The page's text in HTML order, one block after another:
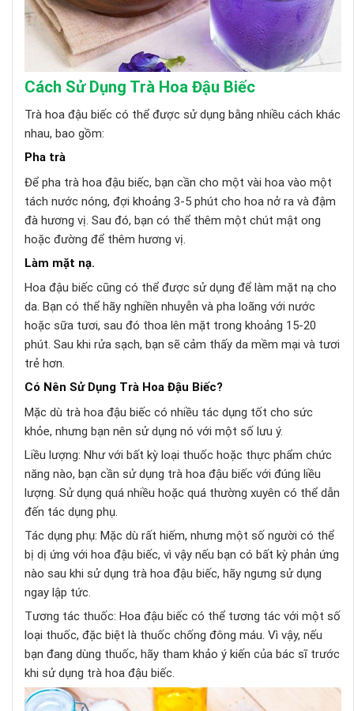
Cách Sử Dụng Trà Hoa Đậu Biếc
Trà hoa đậu biếc có thể được sử dụng bằng nhiều cách khác
nhau, bao gồm:
Pha trà
Để pha trà hoa đậu biếc, bạn cần cho một vài hoa vào một
tách nước nóng, đợi khoảng 3-5 phút cho hoa nở ra và đậm
đà hương vị. Sau đó, bạn có thể thêm một chút mật ong
hoặc đường để thêm hương vị.
Làm mặt nạ.
Hoa đậu biếc cũng có thể được sử dụng để làm mặt nạ cho
da. Bạn có thể hãy nghiền nhuyễn và pha loãng với nước
hoặc sữa tươi, sau đó thoa lên mặt trong khoảng 15-20
phút. Sau khi rửa sạch, bạn sẽ cảm thấy da mềm mại và tươi
trẻ hơn.
Có Nên Sử Dụng Trà Hoa Đậu Biếc?
Mặc dù trà hoa đậu biếc có nhiều tác dụng tốt cho sức
khỏe, nhưng bạn nên sử dụng nó với một số lưu ý.
Liều lượng: Như với bất kỳ loại thuốc hoặc thực phẩm chức
năng nào, bạn cần sử dụng trà hoa đậu biếc với đúng liều
lượng. Sử dụng quá nhiều hoặc quá thường xuyên có thể dẫn
đến tác dụng phụ.
Tác dụng phụ: Mặc dù rất hiếm, nhưng một số người có thể
bị dị ứng với hoa đậu biếc, vì vậy nếu bạn có bất kỳ phản ứng
nào sau khi sử dụng trà hoa đậu biếc, hãy ngưng sử dụng
ngay lập tức.
Tương tác thuốc: Hoa đậu biếc có thể tương tác với một số
loại thuốc, đặc biệt là thuốc chống đông máu. Vì vậy, nếu
bạn đang dùng thuốc, hãy tham khảo ý kiến của bác sĩ trước
khi sử dụng trà hoa đậu biếc.